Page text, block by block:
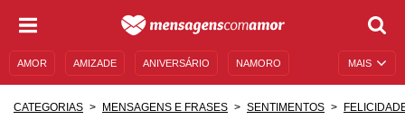
MAIS
AMOR AMIZADE ANIVERSÁRIO NAMORO
CATEGORIAS MENSAGENS E FRASES SENTIMENTOS